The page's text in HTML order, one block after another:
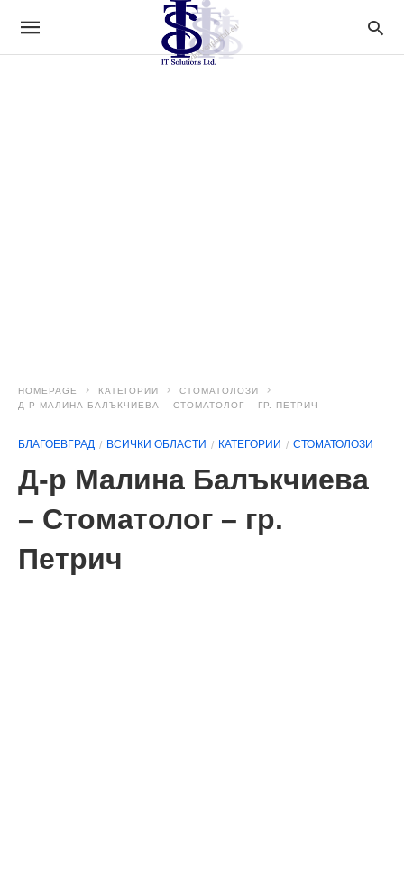
HOMEPAGE КАТЕГОРИИ
СТОМАТОЛОЗИ
Д-Р МАЛИНА БАЛЪКЧИЕВА – СТОМАТОЛОГ – ГР. ПЕТРИЧ
БЛАГОЕВГРАД ВСИЧКИ ОБЛАСТИ КАТЕГОРИИ СТОМАТОЛОЗИ
Д-р Малина Балъкчиева
– Стоматолог – гр.
Петрич